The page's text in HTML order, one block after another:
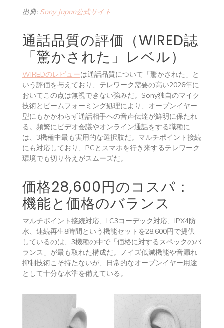
出典: Sony Japan公式サイト
通話品質の評価（WIRED誌
「驚かされた」レベル）
WIREDのレビューは通話品質について「驚かされた」と
いう評価を与えており、テレワーク需要の高い2026年に
おいてこの点は無視できない強みだ。Sony独自のマイク
技術とビームフォーミング処理により、オープンイヤー
型にもかかわらず通話相手への音声伝達が鮮明に保たれ
る。頻繁にビデオ会議やオンライン通話をする職種に
は、3機種中最も実用的な選択肢だ。マルチポイント接続
にも対応しており、PCとスマホを行き来するテレワーク
環境でも切り替えがスムーズだ。
価格28,600円のコスパ：
機能と価格のバランス
マルチポイント接続対応、LC3コーデック対応、IPX4防
水、連続再生8時間という機能セットを28,600円で提供
しているのは、3機種の中で「価格に対するスペックのバ
ランス」が最も取れた構成だ。ノイズ低減機能や音漏れ
抑制技術こそ持たないが、日常的なオープンイヤー用途
として十分な水準を備えている。